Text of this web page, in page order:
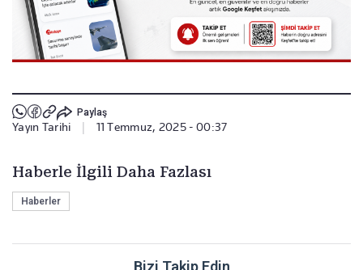
Paylaş
Yayın Tarihi 11 Temmuz, 2025 - 00:37
Haberle İlgili Daha Fazlası
Haberler
Bizi Takip Edin